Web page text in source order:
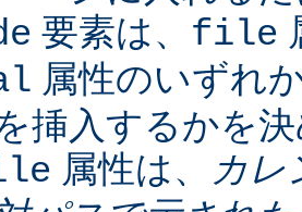
要素は、 file
属性のいずれ
挿入するかを
属性は、
カ